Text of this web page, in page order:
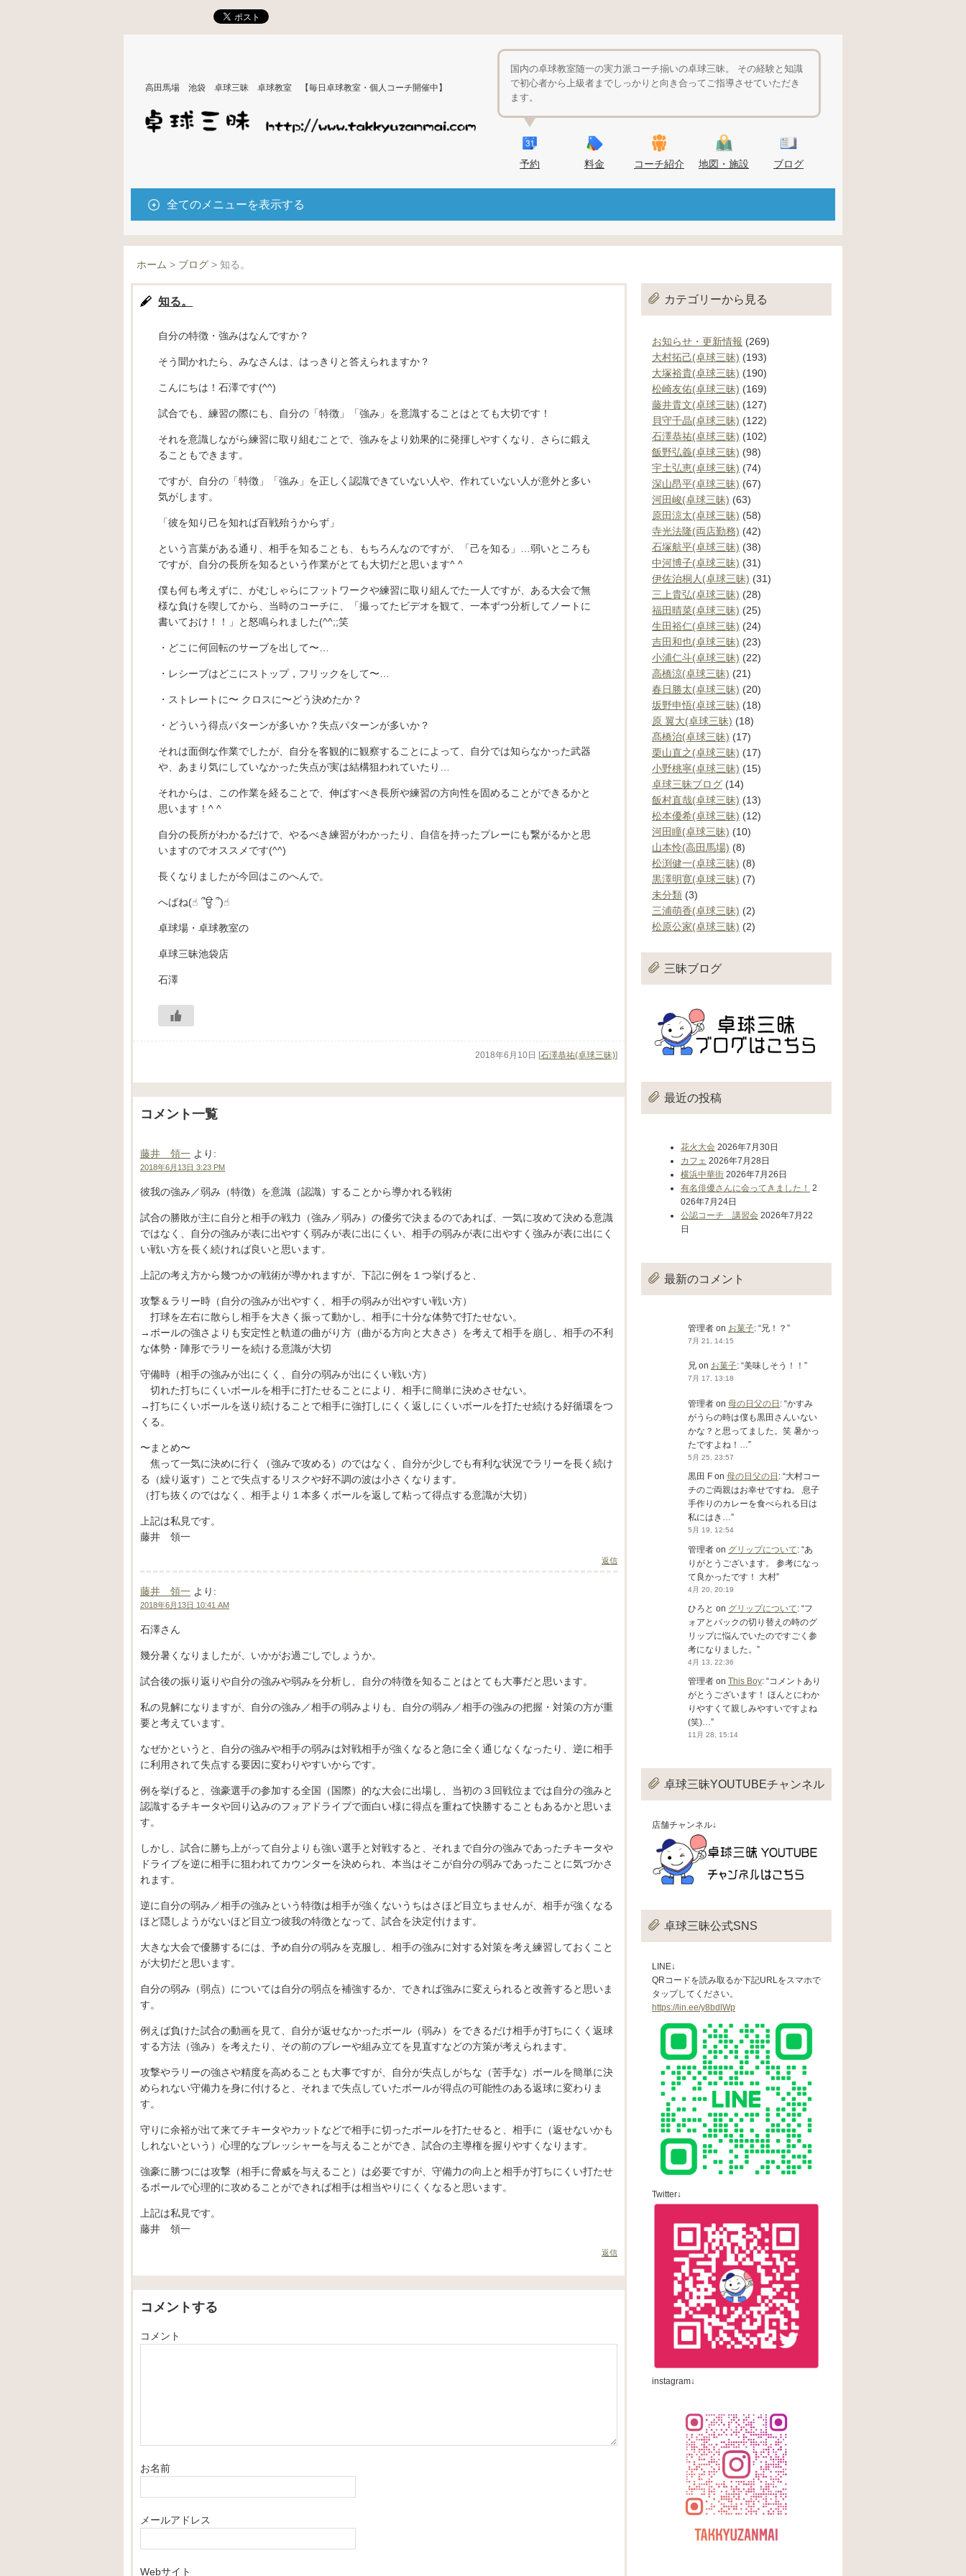
高田馬場 池袋 卓球三昧 卓球教室 【毎日卓球教室・個人コーチ開催中】
国内の卓球教室随一の実力派コーチ揃いの卓球三昧。 その経験と知識
で初心者から上級者までしっかりと向き合ってご指導させていただき
ます。
予約 料金 コーチ紹介 地図・施設 ブログ
全てのメニューを表示する
ホーム > ブログ > 知る。
知る。
自分の特徴・強みはなんですか？
そう聞かれたら、みなさんは、はっきりと答えられますか？
こんにちは！石澤です(^^)
試合でも、練習の際にも、自分の「特徴」「強み」を意識することはとても大切です！
それを意識しながら練習に取り組むことで、強みをより効果的に発揮しやすくなり、さらに鍛え
ることもできます。
ですが、自分の「特徴」「強み」を正しく認識できていない人や、作れていない人が意外と多い
気がします。
「彼を知り己を知れば百戦殆うからず」
という言葉がある通り、相手を知ることも、もちろんなのですが、「己を知る」…弱いところも
ですが、自分の長所を知るという作業がとても大切だと思います^ ^
僕も何も考えずに、がむしゃらにフットワークや練習に取り組んでた一人ですが、ある大会で無
様な負けを喫してから、当時のコーチに、「撮ってたビデオを観て、一本ずつ分析してノートに
書いておけ！！」と怒鳴られました(^^;;笑
・どこに何回転のサーブを出して〜…
・レシーブはどこにストップ，フリックをして〜…
・ストレートに〜 クロスに〜どう決めたか？
・どういう得点パターンが多いか？失点パターンが多いか？
それは面倒な作業でしたが、自分を客観的に観察することによって、自分では知らなかった武器
や、あまり気にしていなかった失点が実は結構狙われていたり…
それからは、この作業を経ることで、伸ばすべき長所や練習の方向性を固めることができるかと
思います！^ ^
自分の長所がわかるだけで、やるべき練習がわかったり、自信を持ったプレーにも繋がるかと思
いますのでオススメです(^^)
長くなりましたが今回はこのへんで。
へばね(☝︎ ՞ਊ ՞)☝︎
卓球場・卓球教室の
卓球三昧池袋店
石澤
2018年6月10日 [石澤恭祐(卓球三昧)]
コメント一覧
藤井 領一 より:
2018年6月13日 3:23 PM
彼我の強み／弱み（特徴）を意識（認識）することから導かれる戦術
試合の勝敗が主に自分と相手の戦力（強み／弱み）の優劣で決まるのであれば、一気に攻めて決める意識
ではなく、自分の強みが表に出やすく弱みが表に出にくい、相手の弱みが表に出やすく強みが表に出にく
い戦い方を長く続ければ良いと思います。
上記の考え方から幾つかの戦術が導かれますが、下記に例を１つ挙げると、
攻撃＆ラリー時（自分の強みが出やすく、相手の弱みが出やすい戦い方）
打球を左右に散らし相手を大きく振って動かし、相手に十分な体勢で打たせない。
→ボールの強さよりも安定性と軌道の曲がり方（曲がる方向と大きさ）を考えて相手を崩し、相手の不利
な体勢・陣形でラリーを続ける意識が大切
守備時（相手の強みが出にくく、自分の弱みが出にくい戦い方）
切れた打ちにくいボールを相手に打たせることにより、相手に簡単に決めさせない。
→打ちにくいボールを送り続けることで相手に強打しにくく返しにくいボールを打たせ続ける好循環をつ
くる。
〜まとめ〜
焦って一気に決めに行く（強みで攻める）のではなく、自分が少しでも有利な状況でラリーを長く続け
る（繰り返す）ことで失点するリスクや好不調の波は小さくなります。
（打ち抜くのではなく、相手より１本多くボールを返して粘って得点する意識が大切）
上記は私見です。
藤井 領一
返信
藤井 領一 より:
2018年6月13日 10:41 AM
石澤さん
幾分暑くなりましたが、いかがお過ごしでしょうか。
試合後の振り返りや自分の強みや弱みを分析し、自分の特徴を知ることはとても大事だと思います。
私の見解になりますが、自分の強み／相手の弱みよりも、自分の弱み／相手の強みの把握・対策の方が重
要と考えています。
なぜかというと、自分の強みや相手の弱みは対戦相手が強くなると急に全く通じなくなったり、逆に相手
に利用されて失点する要因に変わりやすいからです。
例を挙げると、強豪選手の参加する全国（国際）的な大会に出場し、当初の３回戦位までは自分の強みと
認識するチキータや回り込みのフォアドライブで面白い様に得点を重ねて快勝することもあるかと思いま
す。
しかし、試合に勝ち上がって自分よりも強い選手と対戦すると、それまで自分の強みであったチキータや
ドライブを逆に相手に狙われてカウンターを決められ、本当はそこが自分の弱みであったことに気づかさ
れます。
逆に自分の弱み／相手の強みという特徴は相手が強くないうちはさほど目立ちませんが、相手が強くなる
ほど隠しようがないほど目立つ彼我の特徴となって、試合を決定付けます。
大きな大会で優勝するには、予め自分の弱みを克服し、相手の強みに対する対策を考え練習しておくこと
が大切だと思います。
自分の弱み（弱点）については自分の弱点を補強するか、できれば強みに変えられると改善すると思いま
す。
例えば負けた試合の動画を見て、自分が返せなかったボール（弱み）をできるだけ相手が打ちにくく返球
する方法（強み）を考えたり、その前のプレーや組み立てを見直すなどの方策が考えられます。
攻撃やラリーの強さや精度を高めることも大事ですが、自分が失点しがちな（苦手な）ボールを簡単に決
められない守備力を身に付けると、それまで失点していたボールが得点の可能性のある返球に変わりま
す。
守りに余裕が出て来てチキータやカットなどで相手に切ったボールを打たせると、相手に（返せないかも
しれないという）心理的なプレッシャーを与えることができ、試合の主導権を握りやすくなります。
強豪に勝つには攻撃（相手に脅威を与えること）は必要ですが、守備力の向上と相手が打ちにくい打たせ
るボールで心理的に攻めることができれば相手は相当やりにくくなると思います。
上記は私見です。
藤井 領一
返信
コメントする
コメント
お名前
メールアドレス
Webサイト
カテゴリーから見る
お知らせ・更新情報 (269)
大村拓己(卓球三昧) (193)
大塚裕貴(卓球三昧) (190)
松崎友佑(卓球三昧) (169)
藤井貴文(卓球三昧) (127)
貝守千晶(卓球三昧) (122)
石澤恭祐(卓球三昧) (102)
飯野弘義(卓球三昧) (98)
宇土弘恵(卓球三昧) (74)
深山昂平(卓球三昧) (67)
河田峻(卓球三昧) (63)
原田涼太(卓球三昧) (58)
寺光法隆(両店勤務) (42)
石塚航平(卓球三昧) (38)
中河博子(卓球三昧) (31)
伊佐治桐人(卓球三昧) (31)
三上貴弘(卓球三昧) (28)
福田晴菜(卓球三昧) (25)
生田裕仁(卓球三昧) (24)
吉田和也(卓球三昧) (23)
小浦仁斗(卓球三昧) (22)
高橋涼(卓球三昧) (21)
春日勝太(卓球三昧) (20)
坂野申悟(卓球三昧) (18)
原 翼大(卓球三昧) (18)
髙橋治(卓球三昧) (17)
栗山直之(卓球三昧) (17)
小野桃寧(卓球三昧) (15)
卓球三昧ブログ (14)
飯村直哉(卓球三昧) (13)
松本優希(卓球三昧) (12)
河田瞳(卓球三昧) (10)
山本怜(高田馬場) (8)
松渕健一(卓球三昧) (8)
黒澤明寛(卓球三昧) (7)
未分類 (3)
三浦萌香(卓球三昧) (2)
松原公家(卓球三昧) (2)
三昧ブログ
最近の投稿
花火大会 2026年7月30日
カフェ 2026年7月28日
横浜中華街 2026年7月26日
有名俳優さんに会ってきました！ 2
026年7月24日
公認コーチ 講習会 2026年7月22
日
最新のコメント
管理者 on お菓子: “兄！？ ”
7月 21, 14:15
兄 on お菓子: “美味しそう！！ ”
7月 17, 13:18
管理者 on 母の日父の日 : “かすみ
がうらの時は僕も黒田さんいない
かな？と思ってました。笑 暑かっ
たですよね！… ”
5月 25, 23:57
黒田 F on 母の日父の日 : “大村コー
チのご両親はお幸せですね。 息子
手作りのカレーを食べられる日は
私にはき…”
5月 19, 12:54
管理者 on グリップについて: “あ
りがとうございます。 参考になっ
て良かったです！ 大村”
4月 20, 20:19
ひろと on グリップについて: “フ
ォアとバックの切り替えの時のグ
リップに悩んでいたのですごく参
考になりました。 ”
4月 13, 22:36
管理者 on This Boy: “コメントあり
がとうございます！ ほんとにわか
りやすくて親しみやすいですよね
(笑)…”
11月 28, 15:14
卓球三昧YOUTUBEチャンネル
店舗チャンネル↓
卓球三昧公式SNS
LINE↓
QRコードを読み取るか下記URLをスマホで
タップしてください。
https://lin.ee/y8bdlWp
Twitter↓
instagram↓